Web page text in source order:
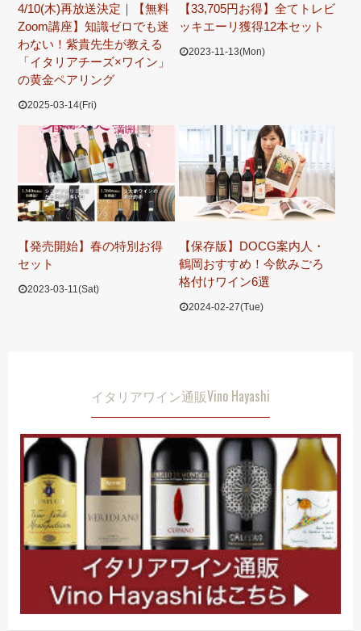
4/10(木)再放送決定｜【無料
Zoom講座】知識ゼロでも迷
わない！紫貴先生が教える
「イタリアチーズ×ワイン」
の黄金ペアリング
2025-03-14(Fri)
【33,705円お得】全てトレビ
ッキエーリ獲得12本セット
2023-11-13(Mon)
【発売開始】春の特別お得
セット
2023-03-11(Sat)
【保存版】DOCG案内人・
鶴岡おすすめ！今飲みごろ
格付けワイン6選
2024-02-27(Tue)
イタリアワイン通販Vino Hayashi